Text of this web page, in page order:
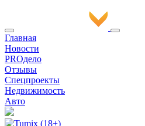
Главная
Новости
PROдело
Отзывы
Спецпроекты
Недвижимость
Авто